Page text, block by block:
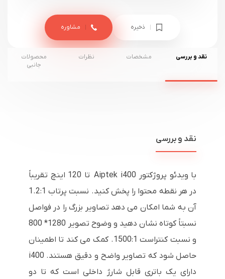
ذخیره مشاوره
نقد و بررسی مشخصات نظرات
محصولات
جانبی
نقد و بررسی
با ویدئو پروژکتور Aiptek i400 تا 120 اینچ تقریباً
در هر نقطه محتوا را پخش کنید. نسبت پرتاب 1.2:1
آن به شما امکان می دهد تصاویر بزرگ را در فواصل
نسبتاً کوتاه نشان دهید و وضوح تصویر 1280* 800
و نسبت کنتراست 1500:1. کمک می کند تا اطمینان
حاصل شود که تصاویر واضح و دقیق هستند. i400
دارای یک باتری قابل شارژ داخلی است که تا دو